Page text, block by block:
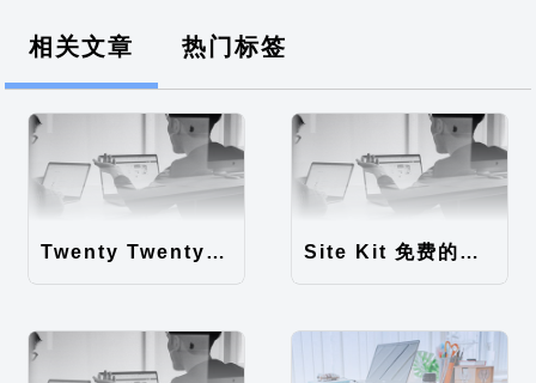
相关文章 热门标签
Twenty Twenty-Five 免费的WordPress内容主题 Site Kit 免费的WordPress数据统计插件